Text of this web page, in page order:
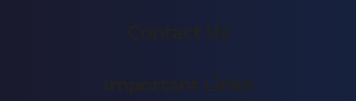
Contact Us
Important Links